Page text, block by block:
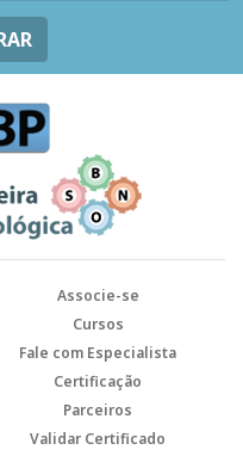
Associe-se
Cursos
Fale com Especialista
Certificação
Parceiros
Validar Certificado